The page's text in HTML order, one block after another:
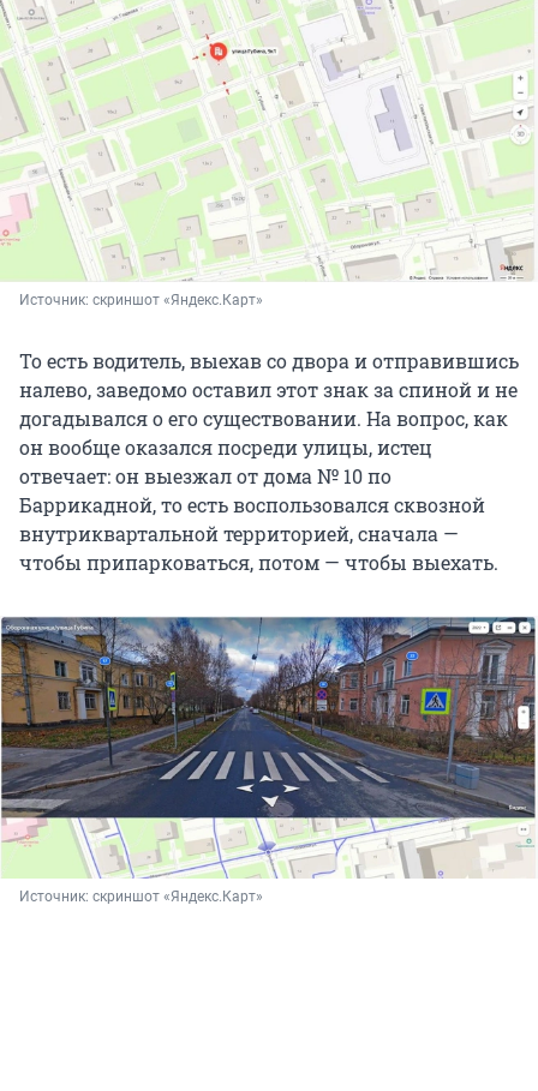
Источник: скриншот «Яндекс.Карт»
То есть водитель, выехав со двора и отправившись
налево, заведомо оставил этот знак за спиной и не
догадывался о его существовании. На вопрос, как
он вообще оказался посреди улицы, истец
отвечает: он выезжал от дома № 10 по
Баррикадной, то есть воспользовался сквозной
внутриквартальной территорией, сначала —
чтобы припарковаться, потом — чтобы выехать.
Источник: скриншот «Яндекс.Карт»